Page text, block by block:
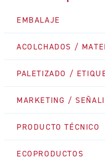
EMBALAJE
ACOLCHADOS /
PALETIZADO /
MARKETING /
PRODUCTO TÉCNICO
ECOPRODUCTOS